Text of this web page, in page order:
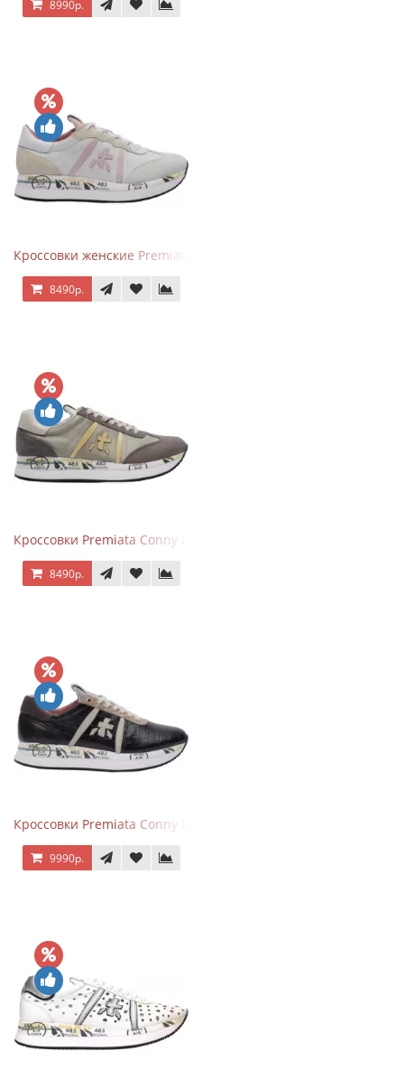
8990р.
Кроссовки женские Premiata Conny бежево-серые с розовым
8490р.
Кроссовки Premiata Conny Leather Beige
8490р.
Кроссовки Premiata Conny Leather Black Brown
9990р.